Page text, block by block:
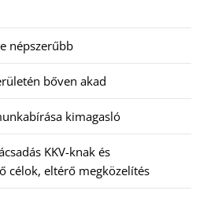
népszerűbb
bőven akad
kimagasló
KKV-knak és
célok, eltérő megközelítés